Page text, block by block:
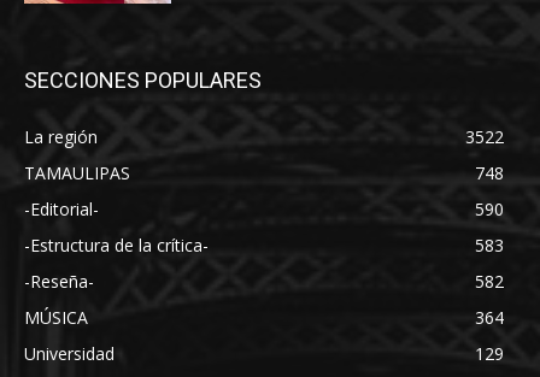
SECCIONES POPULARES
La región
3522
TAMAULIPAS
748
-Editorial-
590
-Estructura de la crítica-
583
-Reseña-
582
MÚSICA
364
Universidad
129